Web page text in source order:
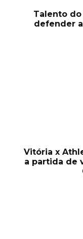
Talento
defender
Vitória x
a partida de